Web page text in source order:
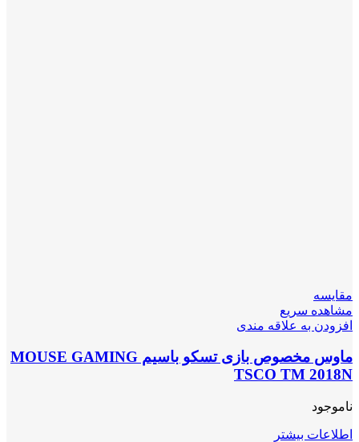
مقایسه
مشاهده سریع
افزودن به علاقه مندی
ماوس مخصوص بازی تسکو باسیم MOUSE GAMING
TSCO TM 2018N
ناموجود
اطلاعات بیشتر